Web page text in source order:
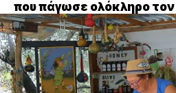
που πάγωσε ολόκληρο